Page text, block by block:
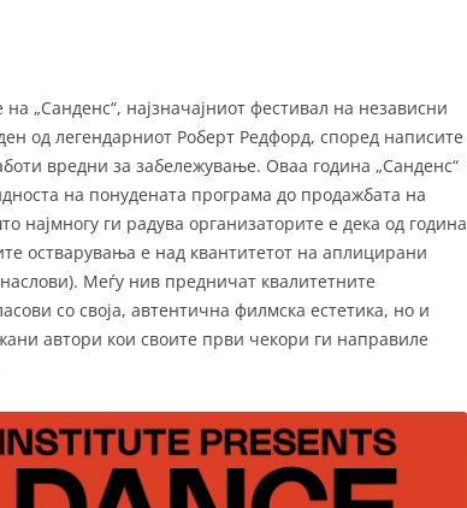
„Санденс“, најзначајниот фестивал на независни
од легендарниот Роберт Редфорд, според написите
вредни за забележување. Оваа година „Санденс“
на понудената програма до продажбата на
најмногу ги радува организаторите е дека од година
остварувања е над квантитетот на аплицирани
Меѓу нив предничат квалитетните
со своја, автентична филмска естетика, но и
автори кои своите први чекори ги направиле